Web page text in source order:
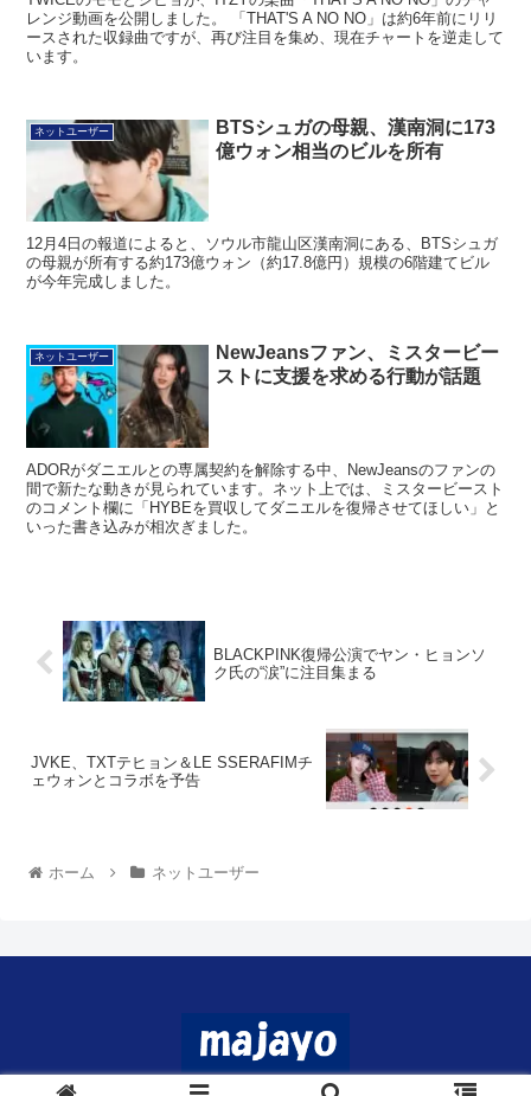
TWICEのモモとジヒョが、ITZYの楽曲「THAT'S A NO NO」のチャ
レンジ動画を公開しました。 「THAT'S A NO NO」は約6年前にリリ
ースされた収録曲ですが、再び注目を集め、現在チャートを逆走して
います。
ネットユーザー
BTSシュガの母親、漢南洞に173
億ウォン相当のビルを所有
12月4日の報道によると、ソウル市龍山区漢南洞にある、BTSシュガ
の母親が所有する約173億ウォン（約17.8億円）規模の6階建てビル
が今年完成しました。
ネットユーザー
NewJeansファン、ミスタービー
ストに支援を求める行動が話題
ADORがダニエルとの専属契約を解除する中、NewJeansのファンの
間で新たな動きが見られています。ネット上では、ミスタービースト
のコメント欄に「HYBEを買収してダニエルを復帰させてほしい」と
いった書き込みが相次ぎました。
BLACKPINK復帰公演でヤン・ヒョンソ
ク氏の“涙”に注目集まる
JVKE、TXTテヒョン＆LE SSERAFIMチ
ェウォンとコラボを予告
ホーム ネットユーザー